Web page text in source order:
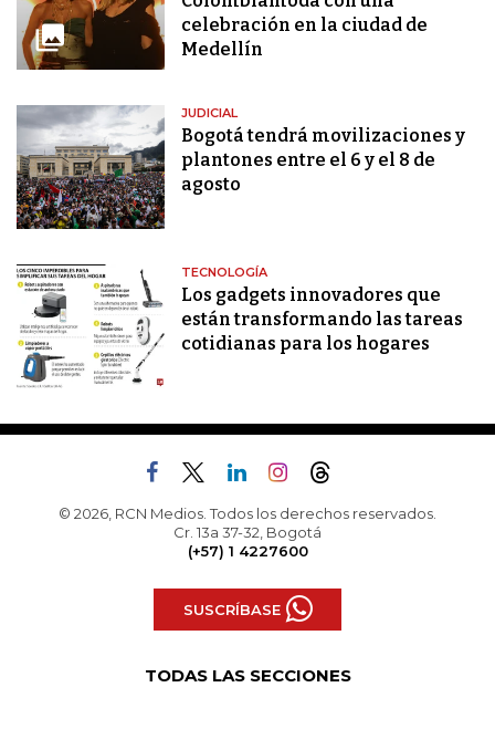
celebración en la ciudad de
Medellín
JUDICIAL
Bogotá tendrá movilizaciones y
plantones entre el 6 y el 8 de
agosto
TECNOLOGÍA
Los gadgets innovadores que
están transformando las tareas
cotidianas para los hogares
© 2026, RCN Medios. Todos los derechos reservados.
Cr. 13a 37-32, Bogotá
(+57) 1 4227600
SUSCRÍBASE
TODAS LAS SECCIONES